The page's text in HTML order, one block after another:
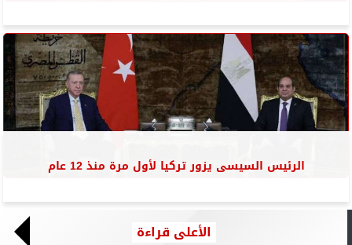
الرئيس السيسى يزور تركيا لأول مرة منذ 12 عام
الأعلى قراءة